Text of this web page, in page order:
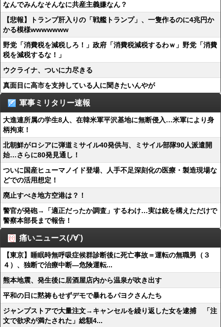
なんでみんなそんなに共産主義嫌なん？
【悲報】トランプ肝入りの「戦艦トランプ」、一隻作るのに4兆円か
かる模様wwwwwww
野党「消費税を減税しろ！」政府「消費税減税するわｗ」野党「消費
税を減税するな！」
ウクライナ、ついに力尽きる
真面目に高市を支持している人に聞きたいんやが
軍事ミリタリー速報
大進連所属の学生8人、在韓米軍平沢基地に無断侵入…米軍により身
柄拘束！
北朝鮮がロシアに弾道ミサイル40発供与、ミサイル部隊90人派遣開
始…さらに80発見通し！
ついに国産ヒューマノイド登場、人手不足深刻化の医療・製造現場な
どでの活用想定！
廃止すべき地方空港は？！
警官が発砲→「適正だったか調査」するわけ…実は銃を構えただけで
警察本部長まで報告！
痛いニュース(ﾉ∀`)
【東京】睡眠時無呼吸症候群診断後に死亡事故＝運転の無職男（３
４）、独断で治療中断―危険運転...
熊本地震、発生後に居酒屋店内から温泉が吹き出す
平和の日に黙祷もせずデモで暴れるパヨクさんたち
ジャンプストアで大量注文→キャンセルを繰り返した女を逮捕 「注
文で欲求が満たされた」総額4...